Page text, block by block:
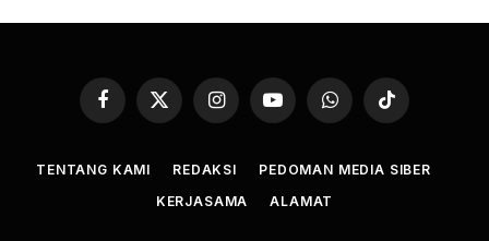
Facebook
X
(Twitter)
InstagramYouTubeWhatsAppTikTok
TENTANG KAMI REDAKSI
PEDOMAN MEDIA SIBER
KERJASAMA
ALAMAT